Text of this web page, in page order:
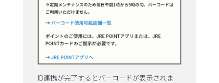
ID連携が完了するとバーコードが表示されま